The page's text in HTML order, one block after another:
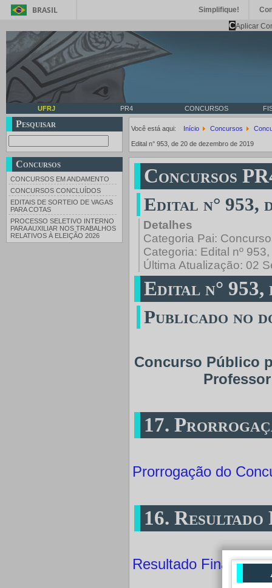
BRASIL Simplifique!
CAplicar
UFRJ PR4 CONCURSOS
Pesquisar
Concursos
CONCURSOS EM ANDAMENTO
CONCURSOS CONCLUÍDOS
EDITAIS DE SORTEIO DE VAGAS
PARA COTAS
PROCESSO SELETIVO INTERNO
PARA AUXILIAR NOS TRABALHOS
RELATIVOS À ELEIÇÃO 2026
Você está aqui: Início Concursos
Edital n° 953, de 20 de dezembro de 2019
Concursos
Edital n° 953,
Detalhes
Categoria Pai:
Categoria: Edital nº
Última Atualização: 02
Edital n° 953,
Publicado no
Concurso Público
17.
Prorrogação do
16.
Resultado Final